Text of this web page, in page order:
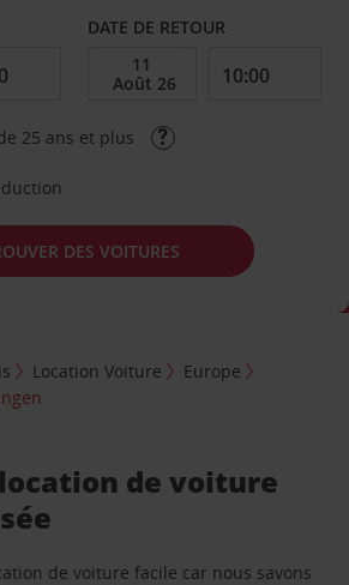
DATE DE RETOUR
25 ans et plus
DES VOITURES
Location Voiture
Europe
de voiture
de voiture facile car nous savons